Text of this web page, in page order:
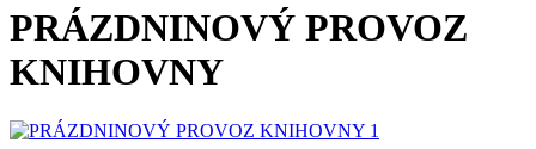
PRÁZDNINOVÝ PROVOZ
KNIHOVNY